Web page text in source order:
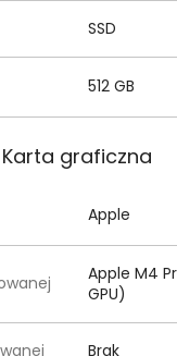
SSD
512 GB
Karta graficzna
Apple
Apple M4
GPU)
Brak